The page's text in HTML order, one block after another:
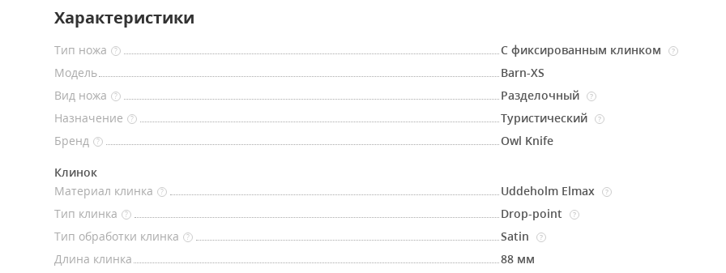
Характеристики
Тип ножа ? С фиксированным клинком ?
Модель
Barn-XS
Вид ножа
? Разделочный ?
Назначение ? Туристический ?
Бренд ? Owl Knife
Клинок
Материал клинка
? Uddeholm Elmax ?
Тип клинка ? Drop-point ?
Тип обработки клинка ? Satin ?
Длина клинка
88 мм